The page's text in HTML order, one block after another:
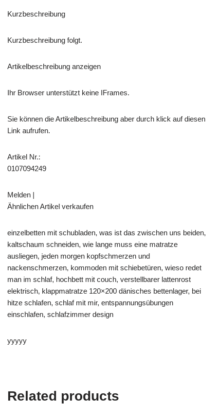
Kurzbeschreibung
Kurzbeschreibung folgt.
Artikelbeschreibung anzeigen
Ihr Browser unterstützt keine IFrames.
Sie können die Artikelbeschreibung aber durch klick auf diesen
Link aufrufen.
Artikel Nr.:
0107094249
Melden |
Ähnlichen Artikel verkaufen
einzelbetten mit schubladen, was ist das zwischen uns beiden,
kaltschaum schneiden, wie lange muss eine matratze
ausliegen, jeden morgen kopfschmerzen und
nackenschmerzen, kommoden mit schiebetüren, wieso redet
man im schlaf, hochbett mit couch, verstellbarer lattenrost
elektrisch, klappmatratze 120×200 dänisches bettenlager, bei
hitze schlafen, schlaf mit mir, entspannungsübungen
einschlafen, schlafzimmer design
yyyyy
Related products